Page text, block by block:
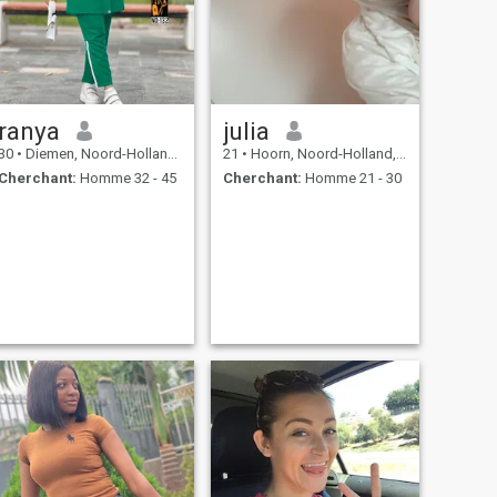
ranya
• Diemen, Noord-Holland, Hollande
Cherchant: Homme 32 - 45
julia
21 • Hoorn, Noord-Holland, Hollande
Cherchant: Homme 21 - 30